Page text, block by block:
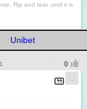
Rip and tear, until it is
Unibet